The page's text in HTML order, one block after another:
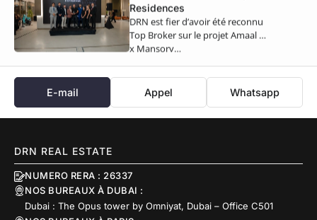
Residences
DRN est fier d’avoir été reconnu
Top Broker sur le projet Amaal 8
x Mansory…
E-mail Appel Whatsapp
DRN REAL ESTATE
NUMERO RERA : 26337
NOS BUREAUX À DUBAI :
Dubai : The Opus tower by Omniyat, Dubai – Office C501